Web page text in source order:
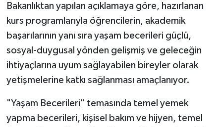
Bakanlıktan yapılan açıklamaya göre, hazırlanan
kurs programlarıyla öğrencilerin, akademik
başarılarının yanı sıra yaşam becerileri güçlü,
sosyal-duygusal yönden gelişmiş ve geleceğin
ihtiyaçlarına uyum sağlayabilen bireyler olarak
yetişmelerine katkı sağlanması amaçlanıyor.
"Yaşam Becerileri" temasında temel yemek
yapma becerileri, kişisel bakım ve hijyen, temel